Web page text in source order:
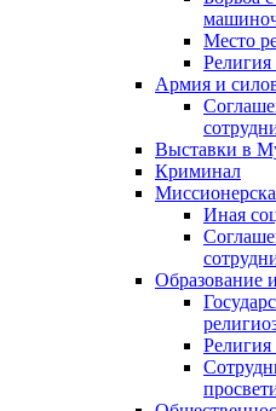
Место
Религия
Армия и
Выставки в
Криминал
Иная
Образование